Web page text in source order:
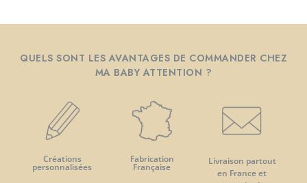
QUELS SONT LES AVANTAGES DE COMMANDER CHEZ
MA BABY ATTENTION ?
Créations
personnalisées
Fabrication
Française
Livraison partout
en France et